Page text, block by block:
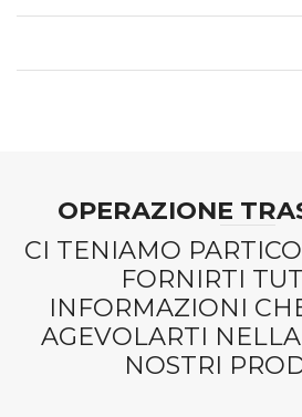
OPERAZIONE
CI TENIAMO
FORNIRTI
INFORMAZIONI
AGEVOLARTI
NOSTRI